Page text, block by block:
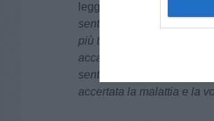
legge nelle parole di
sentita defraudata di un
più triste, che toglie
accanto. Spero che
sentirsi sola davanti ad
accertata la malattia e la